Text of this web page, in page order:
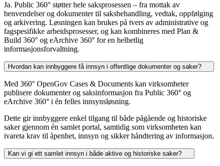
Ja. Public 360° støtter hele saksprosessen – fra mottak av
henvendelser og dokumenter til saksbehandling, vedtak, oppfølging
og arkivering. Løsningen kan brukes på tvers av administrative og
fagspesifikke arbeidsprosesser, og kan kombineres med Plan &
Build 360° og eArchive 360° for en helhetlig
informasjonsforvaltning.
Hvordan kan innbyggere få innsyn i offentlige dokumenter og saker?
Med 360° OpenGov Cases & Documents kan virksomheter
publisere dokumenter og saksinformasjon fra Public 360° og
eArchive 360° i én felles innsynsløsning.
Dette gir innbyggere enkel tilgang til både pågående og historiske
saker gjennom én samlet portal, samtidig som virksomheten kan
ivareta krav til åpenhet, innsyn og sikker håndtering av informasjon.
Kan vi gi ett samlet innsyn i både aktive og historiske saker?